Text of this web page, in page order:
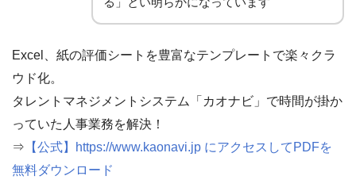
Excel、紙の評価シートを豊富なテンプレートで楽々クラ
ウド化。
タレントマネジメントシステム「カオナビ」で時間が掛か
っていた人事業務を解決！
⇒ 【公式】https://www.kaonavi.jp にアクセスしてPDFを
無料ダウンロード